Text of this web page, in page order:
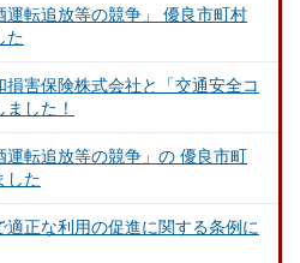
運転追放等の競争」 優良市町村
た
損害保険株式会社と「交通安全コ
した！
運転追放等の競争」の 優良市町
した
正な利用の促進に関する条例に